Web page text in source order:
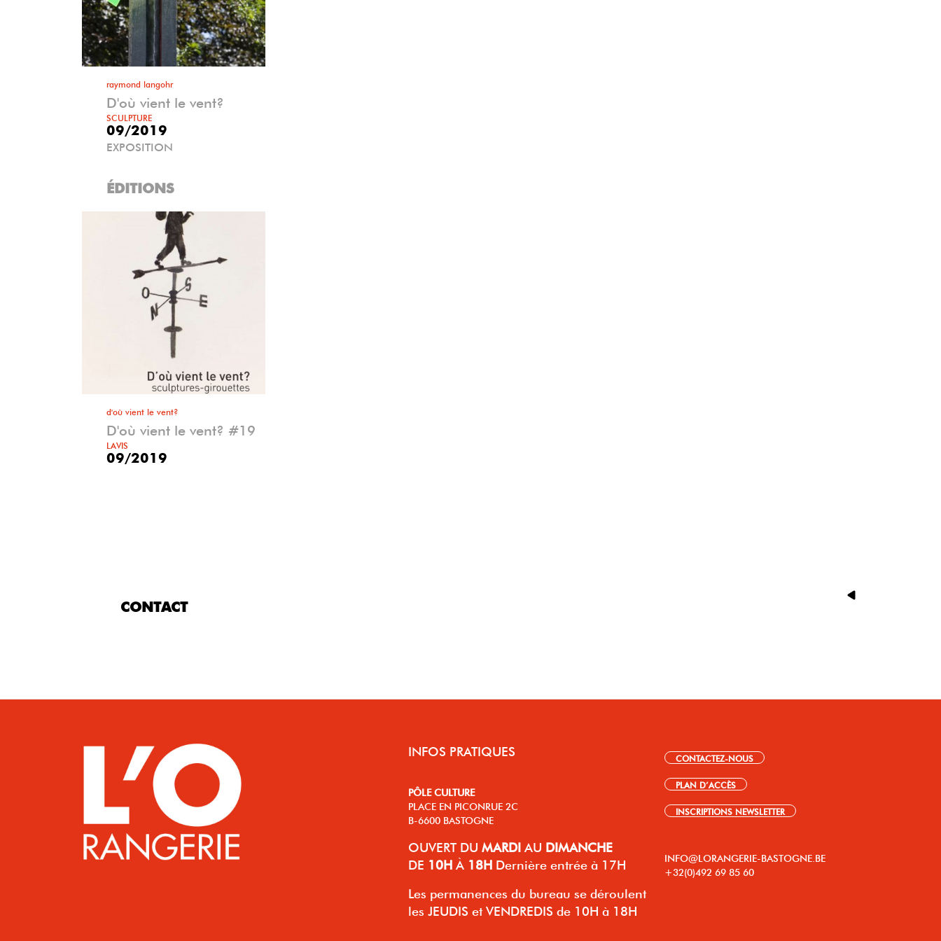
raymond langohr
D'où vient le vent?
SCULPTURE
09/2019
EXPOSITION
ÉDITIONS
d'où vient le vent?
D'où vient le vent? #19
LAVIS
09/2019
CONTACT
INFOS PRATIQUES
PÔLE CULTURE
PLACE EN PICONRUE 2C
B-6600 BASTOGNE
OUVERT DU MARDI AU DIMANCHE
DE 10H À 18H Dernière entrée à 17H
Les permanences du bureau se déroulent
les JEUDIS et VENDREDIS de 10H à 18H
CONTACTEZ-NOUS
PLAN D’ACCÈS
INSCRIPTIONS NEWSLETTER
INFO@LORANGERIE-BASTOGNE.BE
+32(0)492 69 85 60